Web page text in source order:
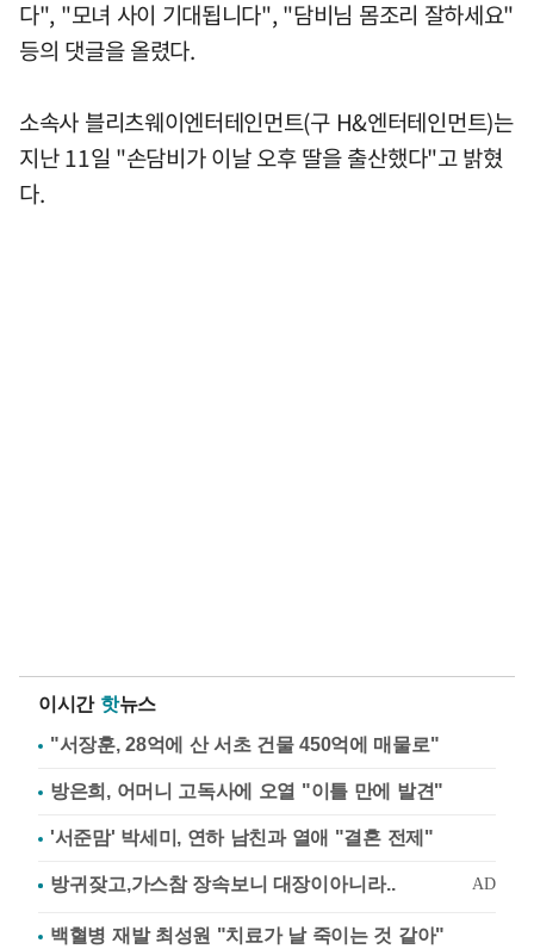
다", "모녀 사이 기대됩니다", "담비님 몸조리 잘하세요"
등의 댓글을 올렸다.
소속사 블리츠웨이엔터테인먼트(구 H&엔터테인먼트)는
지난 11일 "손담비가 이날 오후 딸을 출산했다"고 밝혔
다.
이시간 핫뉴스
"서장훈, 28억에 산 서초 건물 450억에 매물로"
방은희, 어머니 고독사에 오열 "이틀 만에 발견"
'서준맘' 박세미, 연하 남친과 열애 "결혼 전제"
백혈병 재발 최성원 "치료가 날 죽이는 것 같아"